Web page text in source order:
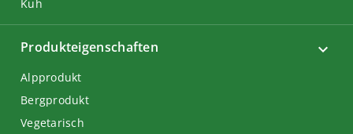
Kuh
Produkteigenschaften
Alpprodukt
Bergprodukt
Vegetarisch